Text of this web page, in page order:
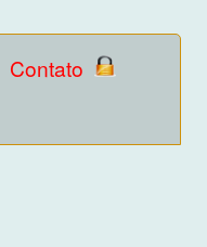
Contato